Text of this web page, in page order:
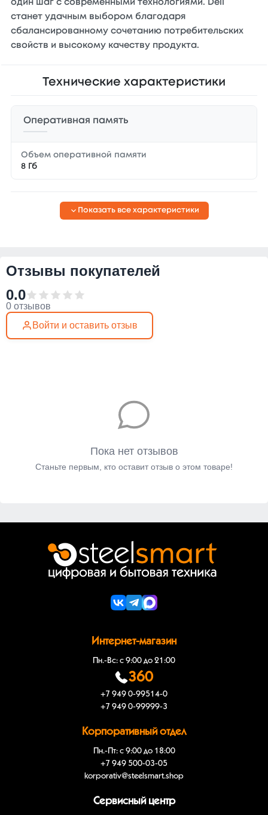
один шаг с современными технологиями. Dell
станет удачным выбором благодаря
сбалансированному сочетанию потребительских
свойств и высокому качеству продукта.
Технические характеристики
Оперативная память
Объем оперативной памяти
8 Гб
Показать все характеристики
Отзывы покупателей
0.0
0 отзывов
Войти и оставить отзыв
Пока нет отзывов
Станьте первым, кто оставит отзыв о этом товаре!
Интернет-магазин
Пн.-Вс: с 9:00 до 21:00
360
+7 949 0-99514-0
+7 949 0-99999-3
Корпоративный отдел
Пн.-Пт: с 9:00 до 18:00
+7 949 500-03-05
korporativ@steelsmart.shop
Сервисный центр